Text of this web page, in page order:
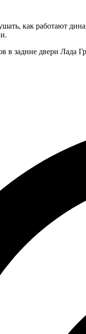
как работают
задние двери Лада